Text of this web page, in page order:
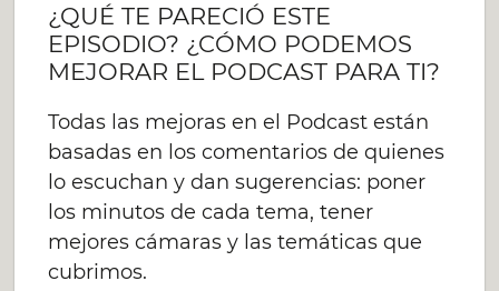
¿QUÉ TE PARECIÓ ESTE
EPISODIO? ¿CÓMO PODEMOS
MEJORAR EL PODCAST PARA TI?
Todas las mejoras en el Podcast están
basadas en los comentarios de quienes
lo escuchan y dan sugerencias: poner
los minutos de cada tema, tener
mejores cámaras y las temáticas que
cubrimos.